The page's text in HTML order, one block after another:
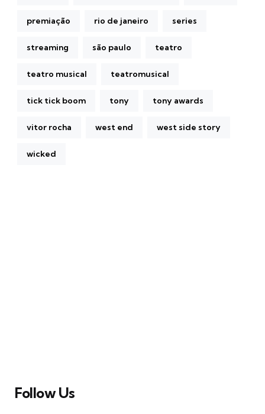
premiação rio de janeiro series
streaming são paulo teatro
teatro musical teatromusical
tick tick boom tony tony awards
vitor rocha west end west side story
wicked
Follow Us